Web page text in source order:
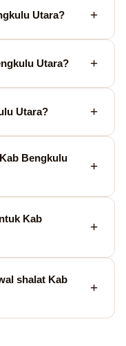
Utara?
Utara?
Utara?
Bengkulu
Kab
shalat Kab